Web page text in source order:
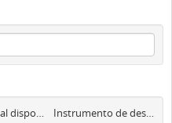
Objeto digital disponibles Instrumento de descripción